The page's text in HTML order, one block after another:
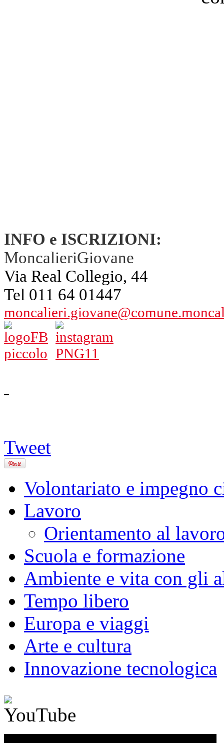
INFO e ISCRIZIONI:
MoncalieriGiovane
Via Real Collegio, 44
Tel 011 64 01447
Tweet
Volontariato e impegno
Lavoro
Orientamento al
Scuola e formazione
Ambiente e vita con gli
Tempo libero
Europa e viaggi
Arte e cultura
Innovazione tecnologica